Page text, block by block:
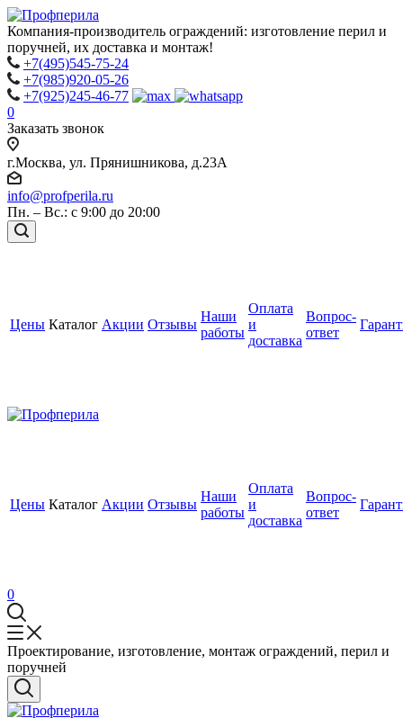
Компания-производитель ограждений: изготовление перил и
поручней, их доставка и монтаж!
+7(495)545-75-24
+7(985)920-05-26
+7(925)245-46-77
0
Заказать звонок
г.Москва, ул. Прянишникова, д.23А
info@profperila.ru
Пн. – Вс.: с 9:00 до 20:00
Цены Каталог Акции Отзывы
Наши
работы
Оплата
и
доставка
Вопрос-
ответ
Цены Каталог Акции Отзывы
Наши
работы
Оплата
и
доставка
Вопрос-
ответ
0
Проектирование, изготовление, монтаж ограждений, перил и
поручней